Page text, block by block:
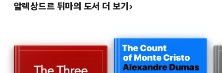
알렉상드르 뒤마의 도서 더 보기